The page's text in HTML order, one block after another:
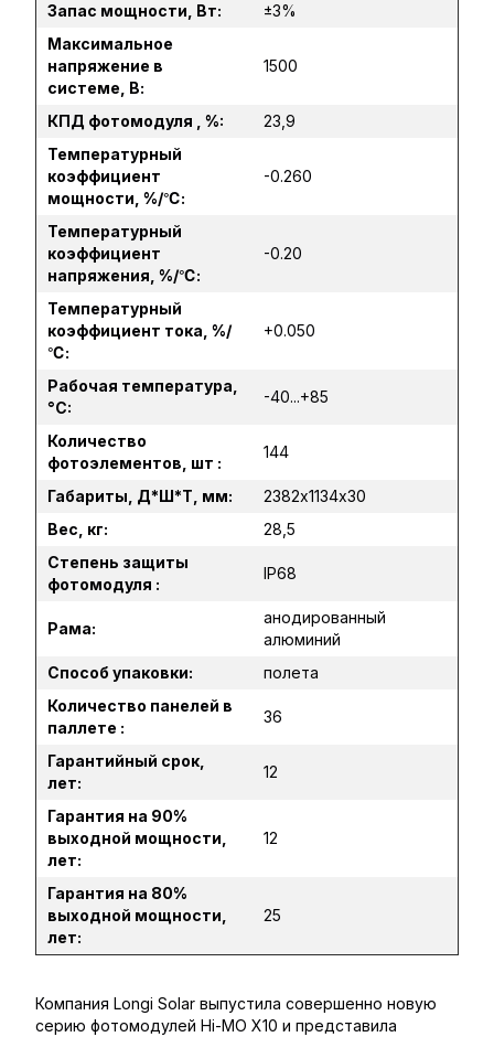
Запас мощности, Вт:
±3%
Максимальное
напряжение в
системе, В:
1500
КПД фотомодуля , %:
23,9
Температурный
коэффициент
мощности, %/℃:
-0.260
Температурный
коэффициент
напряжения, %/℃:
-0.20
Температурный
коэффициент тока, %/
℃:
+0.050
Рабочая температура,
°C:
-40...+85
Количество
фотоэлементов, шт :
144
Габариты, Д*Ш*Т, мм:
2382х1134х30
Вес, кг:
28,5
Степень защиты
фотомодуля :
IP68
Рама:
анодированный
алюминий
Способ упаковки:
полета
Количество панелей в
паллете :
36
Гарантийный срок,
лет:
12
Гарантия на 90%
выходной мощности,
лет:
12
Гарантия на 80%
выходной мощности,
лет:
25
Компания Longi Solar выпустила совершенно новую
серию фотомодулей Hi-MO X10 и представила